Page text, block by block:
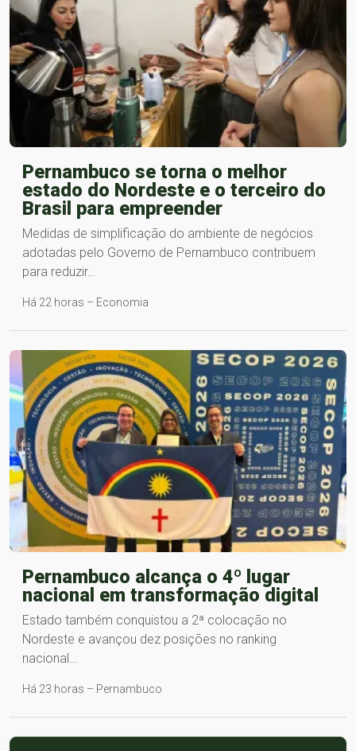
Pernambuco se torna o melhor
estado do Nordeste e o terceiro do
Brasil para empreender
Medidas de simplificação do ambiente de negócios
adotadas pelo Governo de Pernambuco contribuem
para reduzir…
Há 22 horas – Economia
Pernambuco alcança o 4º lugar
nacional em transformação digital
Estado também conquistou a 2ª colocação no
Nordeste e avançou dez posições no ranking
nacional…
Há 23 horas – Pernambuco